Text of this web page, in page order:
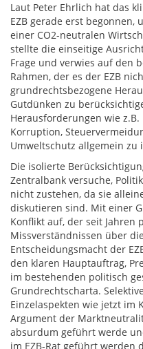
Laut Peter Ehrlich hat das
EZB gerade erst
einer CO2-neutralen
stellte die einseitige
Frage und verwies auf den
Rahmen, der es der EZB
grundrechtsbezogene
Gutdünken zu
Herausforderungen wie
Korruption,
Umweltschutz allgemein zu
Die isolierte
Zentralbank versuche,
nicht zustehen, da sie
diskutieren sind. Mit einer
Konflikt auf, der seit Jahren
Missverständnissen über
Entscheidungsmacht der
den klaren Hauptauftrag,
im bestehenden politisch
Grundrechtscharta.
Einzelaspekten wie jetzt im
Argument der
absurdum geführt werde
im EZB-Rat geführt